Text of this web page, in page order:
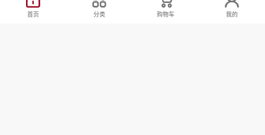
首页 分类 购物车 我的